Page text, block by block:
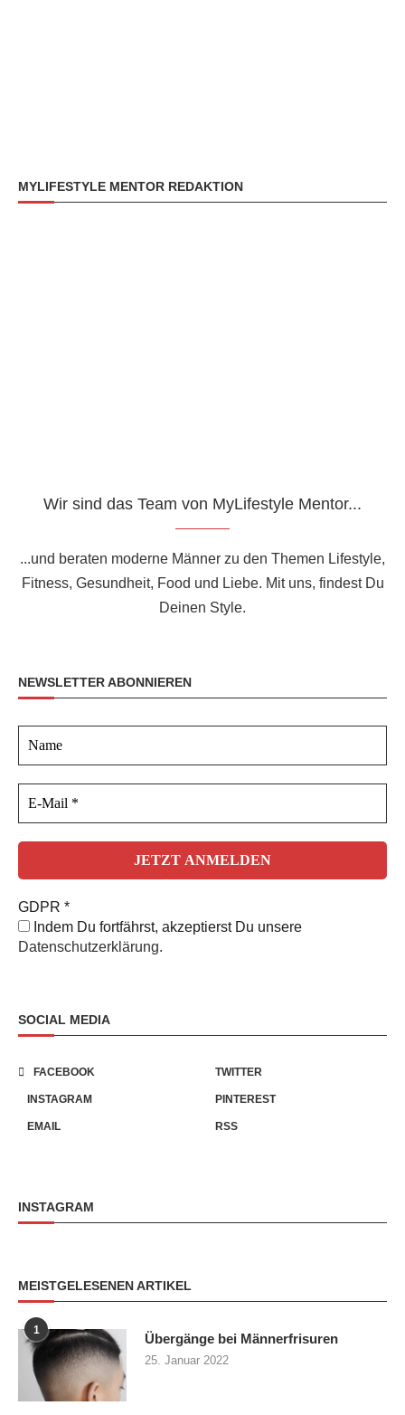
MYLIFESTYLE MENTOR REDAKTION
Wir sind das Team von MyLifestyle Mentor...
...und beraten moderne Männer zu den Themen Lifestyle,
Fitness, Gesundheit, Food und Liebe. Mit uns, findest Du
Deinen Style.
NEWSLETTER ABONNIEREN
GDPR *
Indem Du fortfährst, akzeptierst Du unsere
Datenschutzerklärung.
SOCIAL MEDIA
FACEBOOK TWITTER
INSTAGRAM PINTEREST
EMAIL RSS
INSTAGRAM
MEISTGELESENEN ARTIKEL
1
Übergänge bei Männerfrisuren
25. Januar 2022